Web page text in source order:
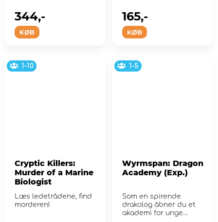
KØB
344,-
KØB
165,-
1-10
Cryptic Killers:
Murder of a Marine
Biologist
Læs ledetrådene, find
morderen!
1-5
Wyrmspan: Dragon
Academy (Exp.)
Som en spirende
drakolog åbner du et
akademi for unge